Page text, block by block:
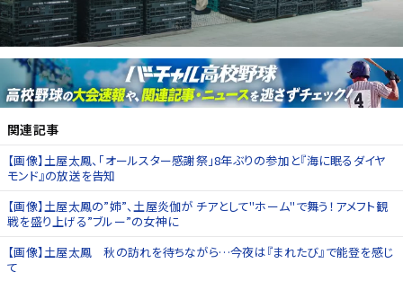
関連記事
【画像】土屋太鳳、「オールスター感謝祭」8年ぶりの参加と『海に眠るダイヤ
モンド』の放送を告知
【画像】土屋太鳳の”姉”、土屋炎伽が チアとして"ホーム"で舞う！アメフト観
戦を盛り上げる”ブルー”の女神に
【画像】土屋太鳳 秋の訪れを待ちながら…今夜は『まれたび』で能登を感じ
て